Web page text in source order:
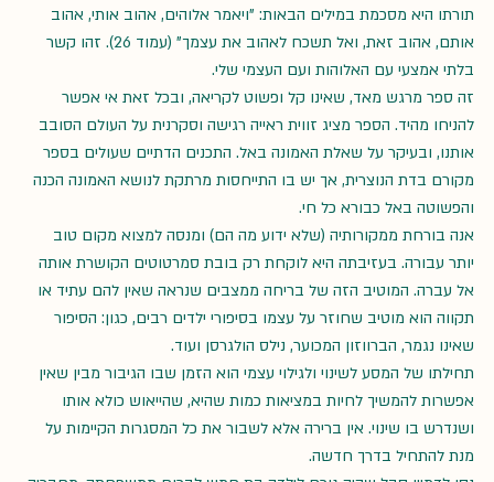
תורתו היא מסכמת במילים הבאות: "ויאמר אלוהים, אהוב אותי, אהוב
אותם, אהוב זאת, ואל תשכח לאהוב את עצמך" (עמוד 26). זהו קשר
בלתי אמצעי עם האלוהות ועם העצמי שלי.
זה ספר מרגש מאד, שאינו קל ופשוט לקריאה, ובכל זאת אי אפשר
להניחו מהיד. הספר מציג זווית ראייה רגישה וסקרנית על העולם הסובב
אותנו, ובעיקר על שאלת האמונה באל. התכנים הדתיים שעולים בספר
מקורם בדת הנוצרית, אך יש בו התייחסות מרתקת לנושא האמונה הכנה
והפשוטה באל כבורא כל חי.
אנה בורחת ממקורותיה (שלא ידוע מה הם) ומנסה למצוא מקום טוב
יותר עבורה. בעזיבתה היא לוקחת רק בובת סמרטוטים הקושרת אותה
אל עברה. המוטיב הזה של בריחה ממצבים שנראה שאין להם עתיד או
תקווה הוא מוטיב שחוזר על עצמו בסיפורי ילדים רבים, כגון: הסיפור
שאינו נגמר, הברווזון המכוער, נילס הולגרסן ועוד.
תחילתו של המסע לשינוי ולגילוי עצמי הוא הזמן שבו הגיבור מבין שאין
אפשרות להמשיך לחיות במציאות כמות שהיא, שהייאוש כולא אותו
ושנדרש בו שינוי. אין ברירה אלא לשבור את כל המסגרות הקיימות על
מנת להתחיל בדרך חדשה.